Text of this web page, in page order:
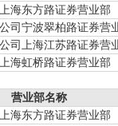
海东方路证券营业部
司宁波翠柏路证券营
司上海江苏路证券营
海虹桥路证券营业部
营业部名称
海东方路证券营业部